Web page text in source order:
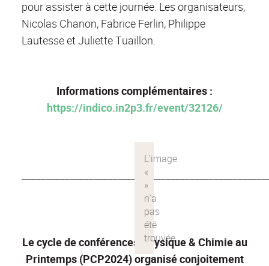
pour assister à cette journée. Les organisateurs,
Nicolas Chanon, Fabrice Ferlin, Philippe
Lautesse et Juliette Tuaillon.
Informations complémentaires :
https://indico.in2p3.fr/event/32126/
Le cycle de conférences Physique & Chimie au
Printemps (PCP2024) organisé conjoitement